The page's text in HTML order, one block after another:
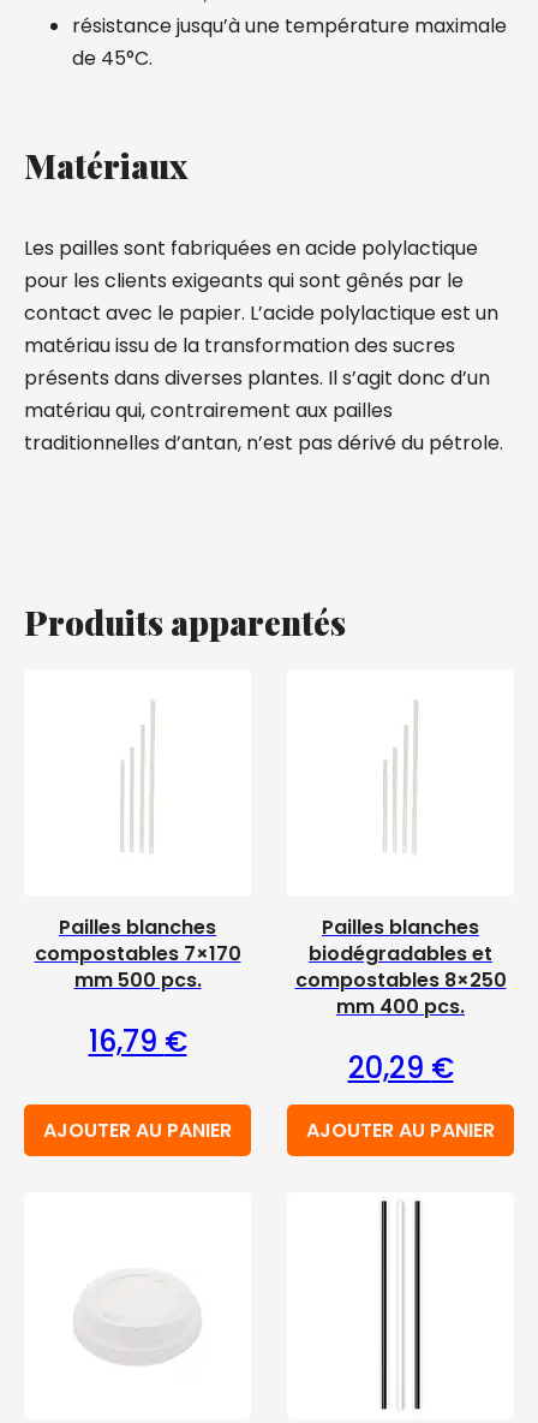
résistance jusqu’à une température maximale
de 45°C.
Matériaux
Les pailles sont fabriquées en acide polylactique
pour les clients exigeants qui sont gênés par le
contact avec le papier. L’acide polylactique est un
matériau issu de la transformation des sucres
présents dans diverses plantes. Il s’agit donc d’un
matériau qui, contrairement aux pailles
traditionnelles d’antan, n’est pas dérivé du pétrole.
Produits apparentés
Pailles blanches
compostables 7×170
mm 500 pcs.
16,79 €
AJOUTER AU PANIER
Pailles blanches
biodégradables et
compostables 8×250
mm 400 pcs.
20,29 €
AJOUTER AU PANIER